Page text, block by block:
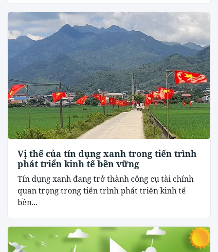
Vị thế của tín dụng xanh trong tiến trình
phát triển kinh tế bền vững
Tín dụng xanh đang trở thành công cụ tài chính
quan trọng trong tiến trình phát triển kinh tế
bền...